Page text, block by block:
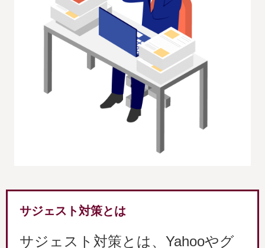
サジェスト対策とは
サジェスト対策とは、Yahooやグ